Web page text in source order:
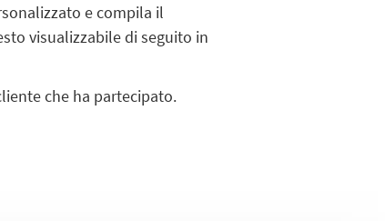
e compila il
visualizzabile di seguito in
che ha partecipato.